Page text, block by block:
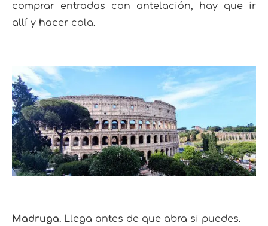
comprar entradas con antelación, hay que ir
allí y hacer cola.
Madruga. Llega antes de que abra si puedes.